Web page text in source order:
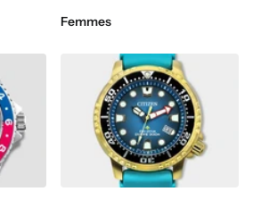
Femmes